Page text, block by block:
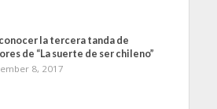
conocer la tercera tanda de
de “La suerte de ser chileno”
8, 2017